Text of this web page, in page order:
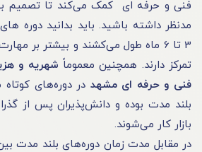
فنی و حرفه ای کمک می‌کند تا تصمیم
مدنظر داشته باشید. باید بدانید دوره
3 تا 6 ماه طول می‌کشند ‌و بیشتر بر
تمرکز دارند. همچنین معموماً شهریه و
فنی و حرفه ای مشهد در دوره‌های
بلند مدت بوده و دانش‌پذیران پس از
بازار کار می‌شوند.